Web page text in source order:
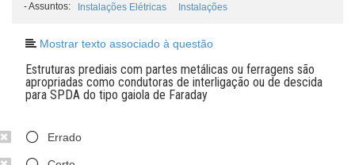
-Assuntos: Instalações Elétricas Instalações
Mostrar texto associado à questão
Estruturas prediais com partes metálicas ou ferragens são
apropriadas como condutoras de interligação ou de descida
para SPDA do tipo gaiola de Faraday
Errado